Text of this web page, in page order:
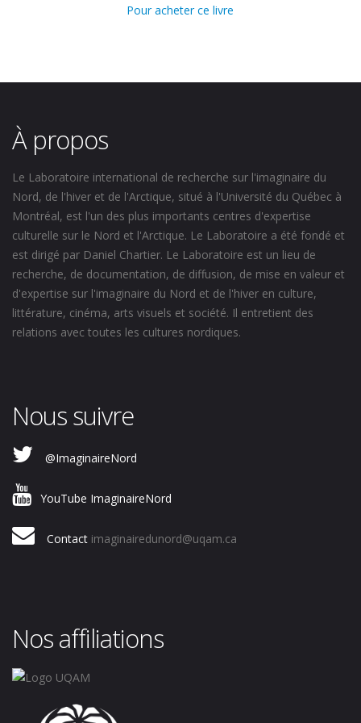
Pour acheter ce livre
À propos
Le Laboratoire international de recherche sur l'imaginaire du
Nord, de l'hiver et de l'Arctique, situé à l'Université du Québec à
Montréal, est l'un des plus importants centres d'expertise
culturelle sur le Nord et l'Arctique. Le Laboratoire a été fondé et
est dirigé par Daniel Chartier. Le Laboratoire est un lieu de
recherche, de documentation, de diffusion, de mise en valeur et
d'expertise sur l'imaginaire du Nord et de l'hiver en culture,
littérature, cinéma, arts visuels et société. Il entretient des
relations avec toutes les cultures nordiques.
Nous suivre
@ImaginaireNord
YouTube ImaginaireNord
Contact imaginairedunord@uqam.ca
Nos affiliations